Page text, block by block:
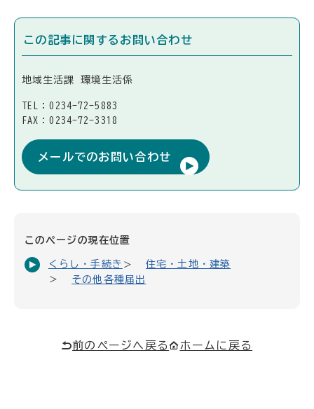
この記事に関するお問い合わせ
地域生活課 環境生活係
TEL：0234-72-5883
FAX：0234-72-3318
メールでのお問い合わせ
このページの現在位置
くらし・手続き
住宅・土地・建築
その他各種届出
前のページへ戻る ホームに戻る